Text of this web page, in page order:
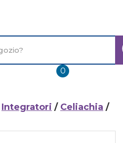
0prodotti
inseriti
Integratori / Celiachia /